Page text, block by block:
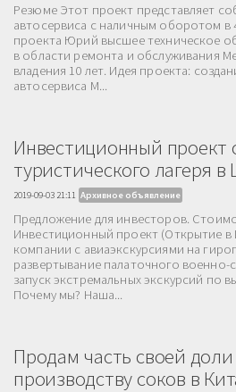
Резюме Этот проект представляет
автосервиса с наличным оборотом в
проекта Юрий высшее техническое
в области ремонта и обслуживания
владения 10 лет. Идея проекта:
автосервиса M...
Инвестиционный проект
туристического лагеря
2019-09-03 21:11 Архивное объявление
Предложение для инвесторов.
Инвестиционный проект (Открытие в
компании с авиаэкскурсиями на
развертывание палаточного военно-
запуск экстремальных экскурсий по
Почему мы? Наша...
Продам часть своей
производству соков в